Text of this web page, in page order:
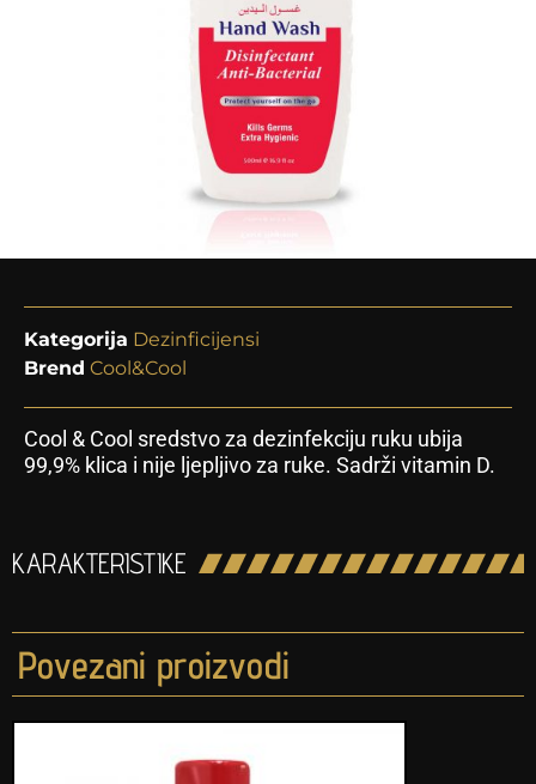
Kategorija Dezinficijensi
Brend Cool&Cool
Cool & Cool sredstvo za dezinfekciju ruku ubija
99,9% klica i nije ljepljivo za ruke. Sadrži vitamin D.
KARAKTERISTIKE
Povezani proizvodi